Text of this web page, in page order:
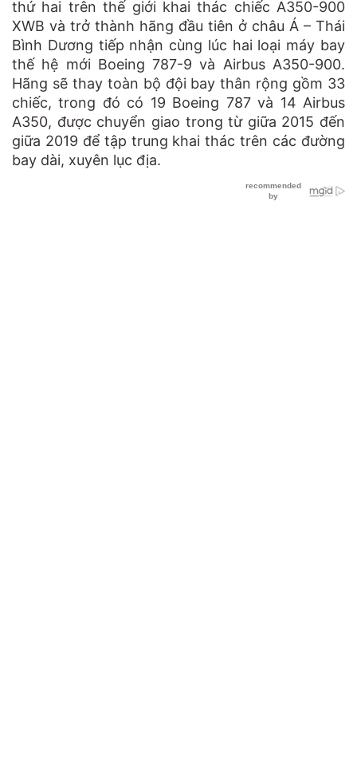
thứ hai trên thế giới khai thác chiếc A350-900
XWB và trở thành hãng đầu tiên ở châu Á – Thái
Bình Dương tiếp nhận cùng lúc hai loại máy bay
thế hệ mới Boeing 787-9 và Airbus A350-900.
Hãng sẽ thay toàn bộ đội bay thân rộng gồm 33
chiếc, trong đó có 19 Boeing 787 và 14 Airbus
A350, được chuyển giao trong từ giữa 2015 đến
giữa 2019 để tập trung khai thác trên các đường
bay dài, xuyên lục địa.